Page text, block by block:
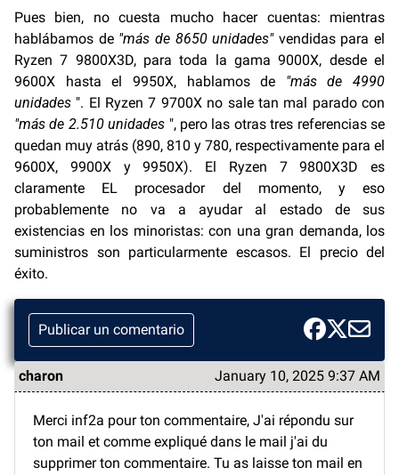
Pues bien, no cuesta mucho hacer cuentas: mientras
hablábamos de "más de 8650 unidades"vendidas para el
Ryzen 7 9800X3D, para toda la gama 9000X, desde el
9600X hasta el 9950X, hablamos de "más de 4990
unidades ". El Ryzen 7 9700X no sale tan mal parado con
"más de 2.510 unidades ", pero las otras tres referencias se
quedan muy atrás (890, 810 y 780, respectivamente para el
9600X, 9900X y 9950X). El Ryzen 7 9800X3D es
claramente EL procesador del momento, y eso
probablemente no va a ayudar al estado de sus
existencias en los minoristas: con una gran demanda, los
suministros son particularmente escasos. El precio del
éxito.
Publicar un comentario
charon January 10, 2025 9:37 AM
Merci inf2a pour ton commentaire, J'ai répondu sur
ton mail et comme expliqué dans le mail j'ai du
supprimer ton commentaire. Tu as laisse ton mail en